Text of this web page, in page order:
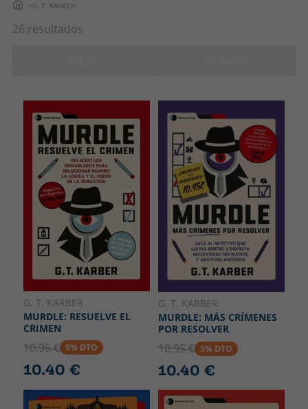
G. T. KARBER
26 resultados
G. T. KARBER
MURDLE: RESUELVE EL
CRIMEN
10.95 € 5% DTO
10.40 €
G. T. KARBER
MURDLE: MÁS CRÍMENES
POR RESOLVER
10.95 € 5% DTO
10.40 €